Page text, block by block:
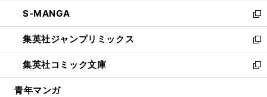
く
で
開
く
ド
ウ
で
開
く
ウ
ィ
ン
ド
ウ
で
開
し
い
ウ
ィ
ン
ド
ウ
S-MANGA
新
し
い
ウ
ィ
ン
集英社ジャンプリミックス
新
し
い
ウ
集英社コミック文庫
新
し
青年マンガ